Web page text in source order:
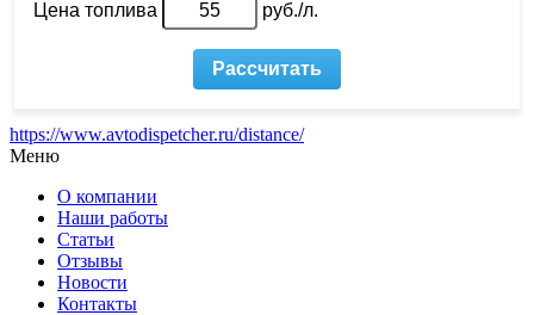
https://www.avtodispetcher.ru/distance/
Меню
О компании
Наши работы
Статьи
Отзывы
Новости
Контакты